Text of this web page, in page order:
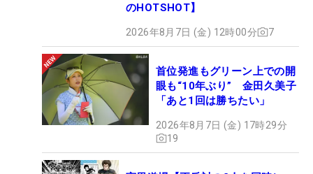
のHOTSHOT】
2026年8月7日 (金) 12時00分 7
首位発進もグリーン上での開
眼も“10年ぶり” 金田久美子
「あと1回は勝ちたい」
2026年8月7日 (金) 17時29分
19